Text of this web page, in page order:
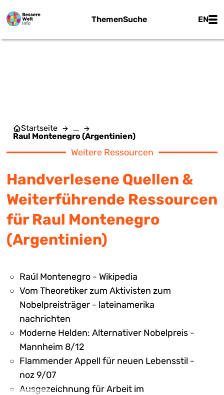
ThemenSuche EN
Startseite
...
Raul Montenegro (Argentinien)
Weitere Ressourcen
Handverlesene Quellen &
Weiterführende Ressourcen
für Raul Montenegro
(Argentinien)
Raúl Montenegro - Wikipedia
Vom Theoretiker zum Aktivisten zum
Nobelpreisträger - lateinamerika
nachrichten
Moderne Helden: Alternativer Nobelpreis -
Mannheim 8/12
Flammender Appell für neuen Lebensstil -
noz 9/07
Ausgezeichnung für Arbeit im